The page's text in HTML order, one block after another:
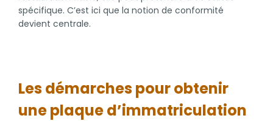
spécifique. C’est ici que la notion de conformité
devient centrale.
Les démarches pour obtenir
une plaque d’immatriculation